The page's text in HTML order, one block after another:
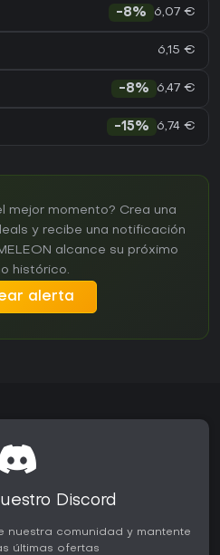
-8% 6,07 €
6,15 €
-8% 6,47 €
-15% 6,74 €
mejor momento? Crea una
y recibe una notificación
alcance su próximo
histórico.
alerta
Discord
nuestra comunidad y mantente
últimas ofertas